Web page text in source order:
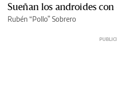
Sueñan los androides con
Rubén “Pollo” Sobrero